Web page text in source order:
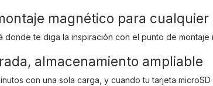
magnético para
donde te diga la inspiración con el punto de
almacenamiento ampliable
con una sola carga, y cuando tu tarjeta